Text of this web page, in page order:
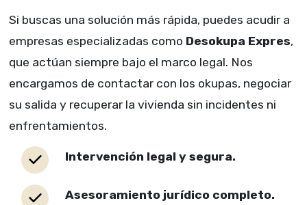
Si buscas una solución más rápida, puedes acudir a
empresas especializadas como Desokupa Expres,
que actúan siempre bajo el marco legal. Nos
encargamos de contactar con los okupas, negociar
su salida y recuperar la vivienda sin incidentes ni
enfrentamientos.
Intervención legal y segura.
Asesoramiento jurídico completo.